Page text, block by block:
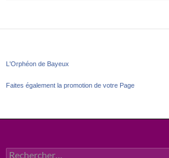
L'Orphéon de Bayeux
Faites également la promotion de votre Page
Rechercher :